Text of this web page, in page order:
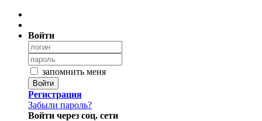
Войти
запомнить меня
Войти
Регистрация
Забыли пароль?
Войти через соц. сети